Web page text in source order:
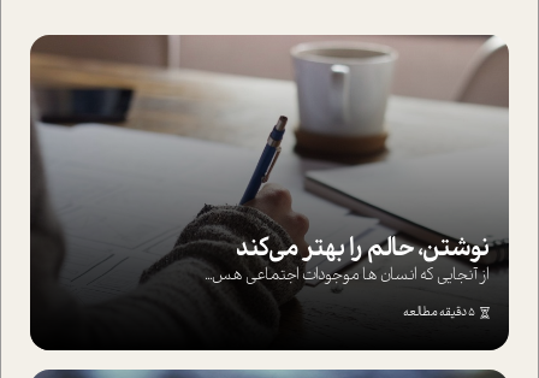
نوشتن، حالم را بهتر می‌کند
از آنجایی که انسان ها موجودات اجتماعی هس...
5 دقیقه مطالعه